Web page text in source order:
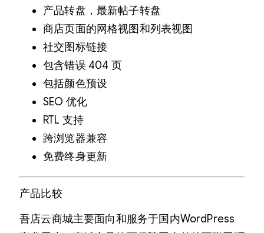
产品转盘，最新帖子转盘
商店页面的网格视图和列表视图
社交图标链接
包含错误 404 页
包括颜色预设
SEO 优化
RTL 支持
跨浏览器兼容
免费终身更新
产品比较
吾店云商城主要面向和服务于国内WordPress